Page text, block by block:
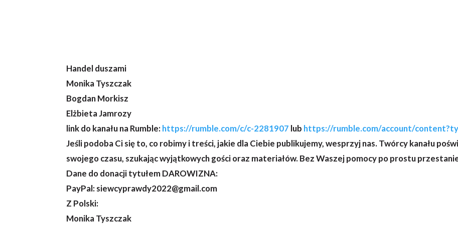
Handel duszami
Monika Tyszczak
Bogdan Morkisz
Elżbieta Jamrozy
link do kanału na Rumble: https://rumble.com/c/c-2281907 lub https://rumble.com/account/
Jeśli podoba Ci się to, co robimy i treści, jakie dla Ciebie publikujemy, wesprzyj nas. Twórcy kanału
swojego czasu, szukając wyjątkowych gości oraz materiałów. Bez Waszej pomocy po prostu
Dane do donacji tytułem DAROWIZNA:
PayPal: siewcyprawdy2022@gmail.com
Z Polski:
Monika Tyszczak